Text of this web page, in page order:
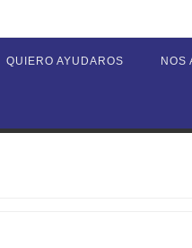
QUIERO AYUDAROS NOS